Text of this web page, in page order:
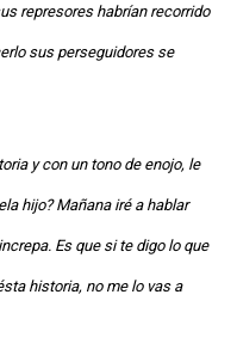
represores habrían recorrido
sus perseguidores se
y con un tono de enojo, le
hijo? Mañana iré a hablar
Es que si te digo lo que
historia, no me lo vas a